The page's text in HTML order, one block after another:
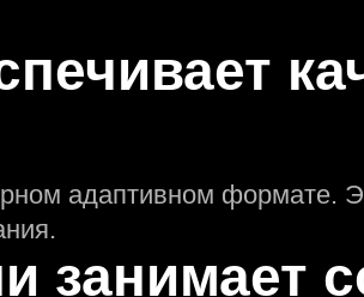
адаптивном формате.
занимает